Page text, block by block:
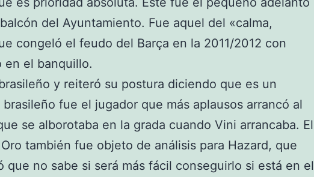
del Ayuntamiento. Fue aquel del «calma,
congeló el feudo del Barça en la 2011/2012 con
en el banquillo.
y reiteró su postura diciendo que es un
brasileño fue el jugador que más aplausos arrancó al
se alborotaba en la grada cuando Vini arrancaba. El
también fue objeto de análisis para Hazard, que
que no sabe si será más fácil conseguirlo si está en el